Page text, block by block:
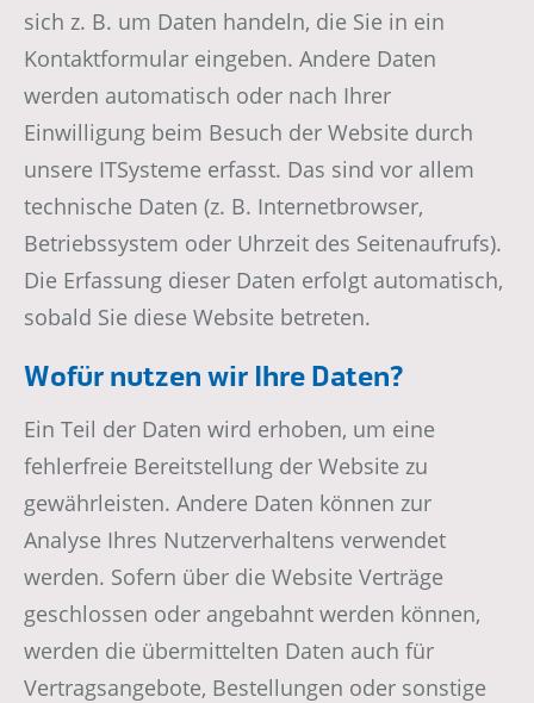
sich z. B. um Daten handeln, die Sie in ein
Kontaktformular eingeben. Andere Daten
werden automatisch oder nach Ihrer
Einwilligung beim Besuch der Website durch
unsere ITSysteme erfasst. Das sind vor allem
technische Daten (z. B. Internetbrowser,
Betriebssystem oder Uhrzeit des Seitenaufrufs).
Die Erfassung dieser Daten erfolgt automatisch,
sobald Sie diese Website betreten.
Wofür nutzen wir Ihre Daten?
Ein Teil der Daten wird erhoben, um eine
fehlerfreie Bereitstellung der Website zu
gewährleisten. Andere Daten können zur
Analyse Ihres Nutzerverhaltens verwendet
werden. Sofern über die Website Verträge
geschlossen oder angebahnt werden können,
werden die übermittelten Daten auch für
Vertragsangebote, Bestellungen oder sonstige